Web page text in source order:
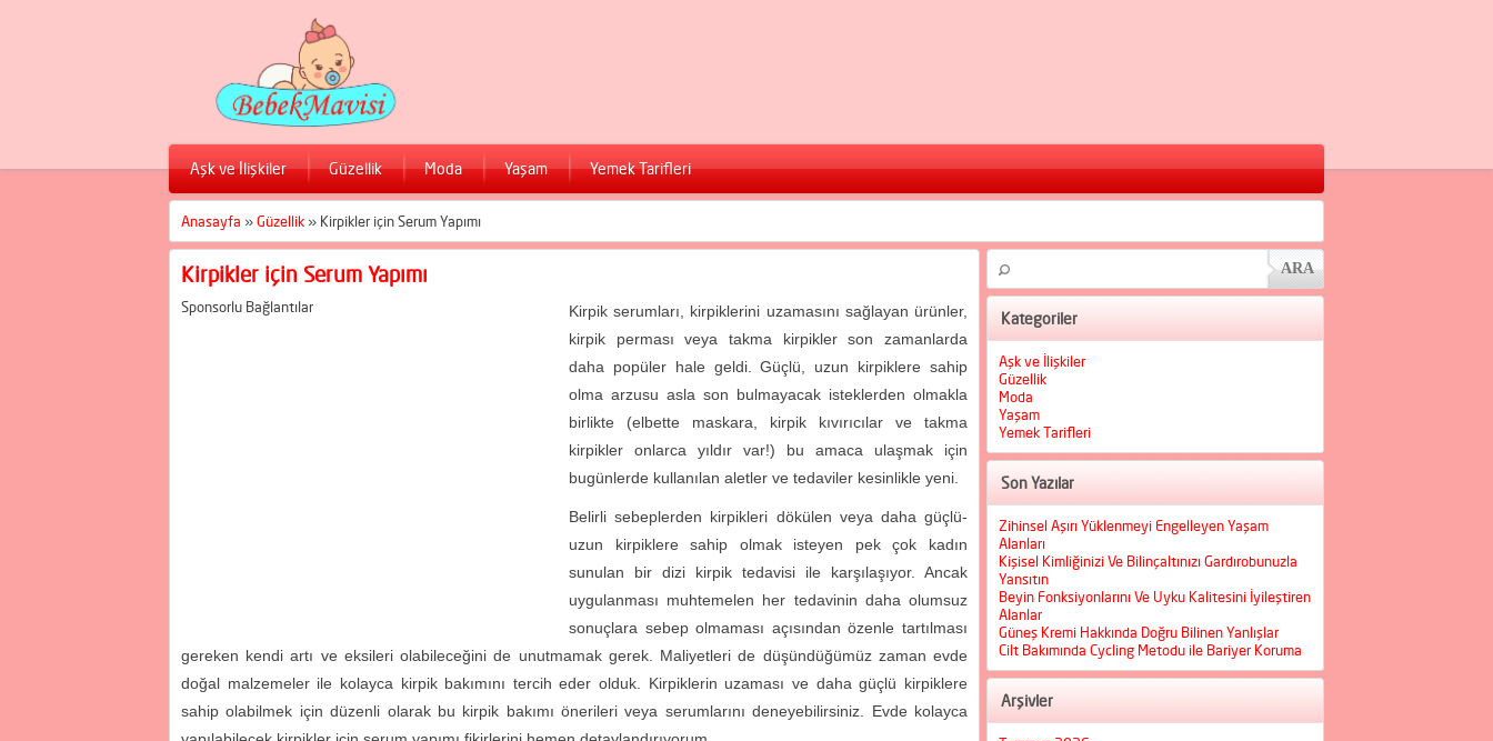
Aşk ve İlişkiler Güzellik Moda Yaşam Yemek Tarifleri
Anasayfa »Güzellik » Kirpikler için Serum Yapımı
Kirpikler için Serum Yapımı
Sponsorlu Bağlantılar
Kirpik serumları, kirpiklerini uzamasını sağlayan ürünler,
kirpik perması veya takma kirpikler son zamanlarda
daha popüler hale geldi. Güçlü, uzun kirpiklere sahip
olma arzusu asla son bulmayacak isteklerden olmakla
birlikte (elbette maskara, kirpik kıvırıcılar ve takma
kirpikler onlarca yıldır var!) bu amaca ulaşmak için
bugünlerde kullanılan aletler ve tedaviler kesinlikle yeni.
Belirli sebeplerden kirpikleri dökülen veya daha güçlü-
uzun kirpiklere sahip olmak isteyen pek çok kadın
sunulan bir dizi kirpik tedavisi ile karşılaşıyor. Ancak
uygulanması muhtemelen her tedavinin daha olumsuz
sonuçlara sebep olmaması açısından özenle tartılması
gereken kendi artı ve eksileri olabileceğini de unutmamak gerek. Maliyetleri de düşündüğümüz zaman evde
doğal malzemeler ile kolayca kirpik bakımını tercih eder olduk. Kirpiklerin uzaması ve daha güçlü kirpiklere
sahip olabilmek için düzenli olarak bu kirpik bakımı önerileri veya serumlarını deneyebilirsiniz. Evde kolayca
Kategoriler
Aşk ve İlişkiler
Güzellik
Moda
Yaşam
Yemek Tarifleri
Son Yazılar
Zihinsel Aşırı Yüklenmeyi Engelleyen Yaşam
Alanları
Kişisel Kimliğinizi Ve Bilinçaltınızı Gardırobunuzla
Yansıtın
Beyin Fonksiyonlarını Ve Uyku Kalitesini İyileştiren
Alanlar
Güneş Kremi Hakkında Doğru Bilinen Yanlışlar
Cilt Bakımında Cycling Metodu ile Bariyer Koruma
Arşivler